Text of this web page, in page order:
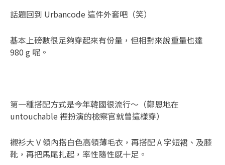
話題回到 Urbancode 這件外套吧（笑）
基本上磅數很足夠穿起來有份量，但相對來說重量也達
980 g 呢。
第一種搭配方式是今年韓國很流行～（鄭恩地在
untouchable 裡扮演的檢察官就曾這樣穿）
襯衫大 V 領內搭白色高領薄毛衣，再搭配 A 字短裙、及膝
靴，再把馬尾扎起，率性隨性感十足。